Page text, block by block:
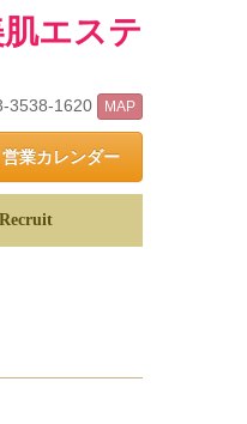
エステ
3538-1620 MAP
業カレンダー
Recruit